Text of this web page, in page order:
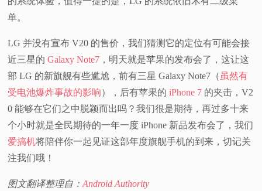
单。
LG 并没有宣布 V20 的售价，我们猜测它的定位有可能会接
近三星的Galaxy Note7 ，明天就是苹果的发布会了，这让这
部 LG 的新旗舰有些尴尬，前有三星 Galaxy Note7（ 虽然有
受电池爆炸事故的影响），后有苹果的iPhone 7 的夹击，V2
0 能够在它们之中脱颖而出吗？我们很是期待，再过多十来
个小时就是全民期待的一年一度 iPhone 新品发布会了，我们
爱搞机将陪伴你一起见证这部年度旗舰手机的到来，切记关
注我们哦！
图文翻译整理自：Android Authority